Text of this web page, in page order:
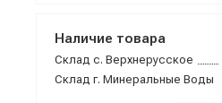
Наличие товара
Склад с. Верхнерусское
Склад г. Минеральные Воды